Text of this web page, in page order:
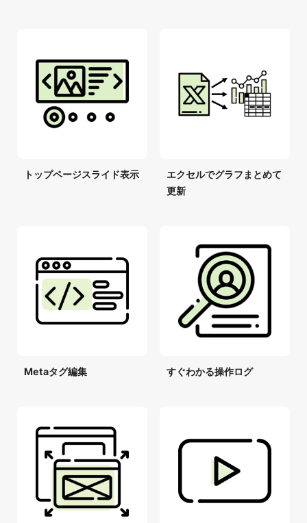
トップページスライド表示
エクセルでグラフまとめて
更新
Metaタグ編集 すぐわかる操作ログ